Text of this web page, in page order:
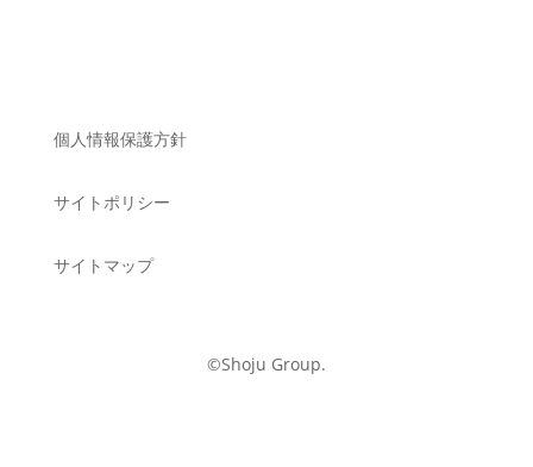
個人情報保護方針
サイトポリシー
サイトマップ
©Shoju Group.